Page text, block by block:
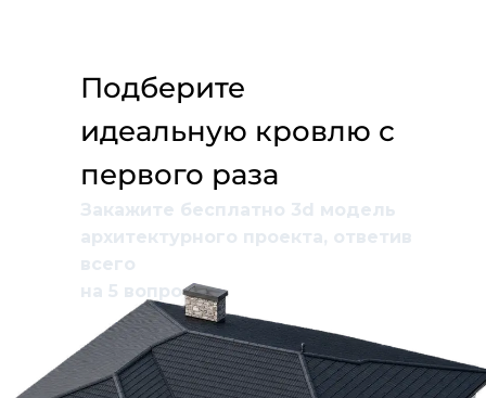
Подберите
идеальную кровлю с
первого раза
Закажите бесплатно 3d модель
архитектурного проекта, ответив
всего
на 5 вопросов